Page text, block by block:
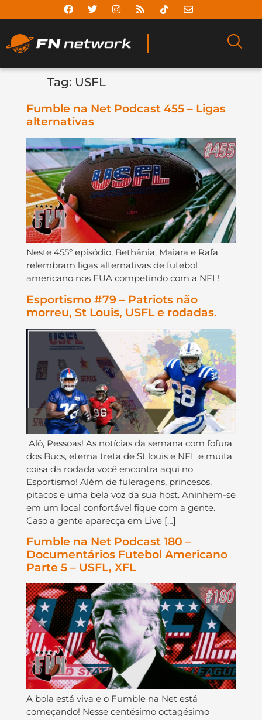
Tag: USFL
Fumble na Net Podcast 455 – Ligas
alternativas
Neste 455º episódio, Bethânia, Maiara e Rafa
relembram ligas alternativas de futebol
americano nos EUA competindo com a NFL!
Esportismo #79 – Patriots não
morreu, St Louis, USFL e rodadas.
Alô, Pessoas! As notícias da semana com fofura
dos Bucs, eterna treta de St louis e NFL e muita
coisa da rodada você encontra aqui no
Esportismo! Além de fuleragens, princesos,
pitacos e uma bela voz da sua host. Aninhem-se
em um local confortável fique com a gente.
Caso a gente aparecça em Live […]
Fumble na Net Podcast 180 –
Documentários Futebol Americano
Parte 5 – USFL, XFL
A bola está viva e o Fumble na Net está
começando! Nesse centésimo octagésimo